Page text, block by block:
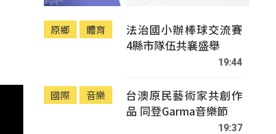
原鄉 體育
法治國小辦棒球交流賽
4縣市隊伍共襄盛舉
19:44
國際 音樂
台澳原民藝術家共創作
品 同登Garma音樂節
19:37